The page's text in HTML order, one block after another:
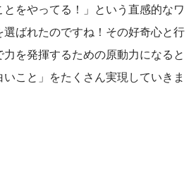
とをやってる！」という直感的なワ
ばれたのですね！その好奇心と行
を発揮するための原動力になると
こと」をたくさん実現していきま